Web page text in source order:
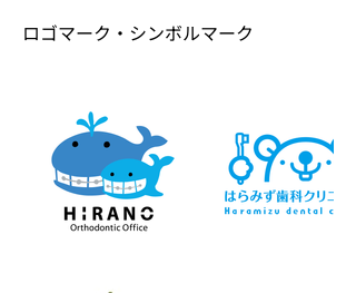
ロゴマーク・シンボルマーク